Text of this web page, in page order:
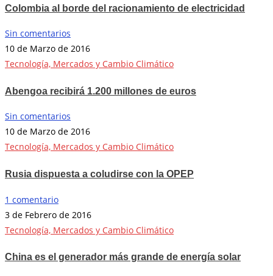
Colombia al borde del racionamiento de electricidad
Sin comentarios
10 de Marzo de 2016
Tecnología, Mercados y Cambio Climático
Abengoa recibirá 1.200 millones de euros
Sin comentarios
10 de Marzo de 2016
Tecnología, Mercados y Cambio Climático
Rusia dispuesta a coludirse con la OPEP
1 comentario
3 de Febrero de 2016
Tecnología, Mercados y Cambio Climático
China es el generador más grande de energía solar